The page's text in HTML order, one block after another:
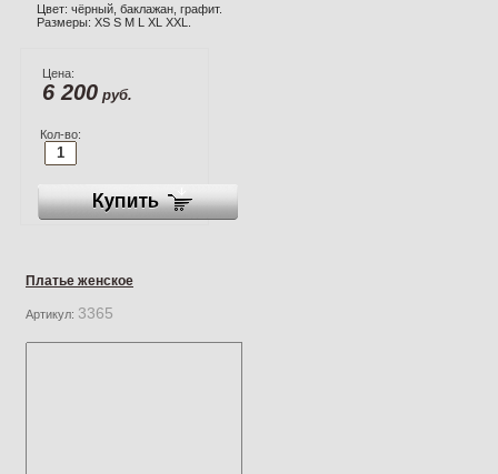
Цвет: чёрный, баклажан, графит.
Размеры: XS S M L XL XXL.
Цена:
6 200 руб.
Кол-во:
Платье женское
Артикул: 3365